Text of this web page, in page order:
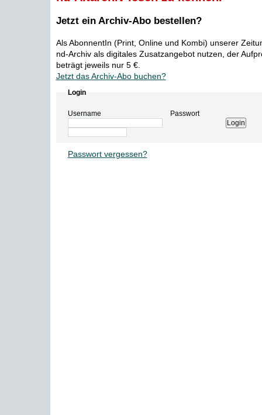
Jetzt ein Archiv-Abo bestellen?
Als AbonnentIn (Print, Online und Kombi) unserer
nd-Archiv als digitales Zusatzangebot nutzen, der
beträgt jeweils nur 5 €.
Jetzt das Archiv-Abo buchen?
Login
Username Passwort
Passwort vergessen?